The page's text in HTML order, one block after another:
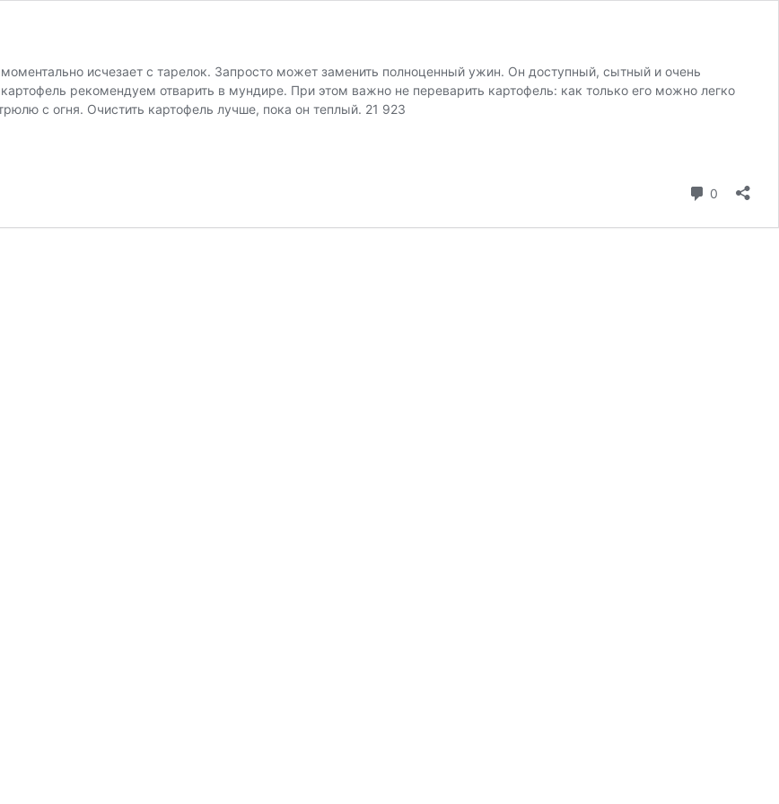
моментально исчезает с тарелок. Запросто может заменить полноценный ужин. Он доступный, сытный и очень
рекомендуем отварить в мундире. При этом важно не переварить картофель: как только его можно легко
с огня. Очистить картофель лучше, пока он теплый. 21 923
0